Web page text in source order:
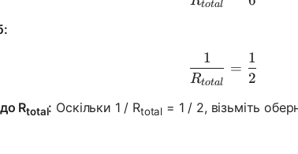
total
Rtotal
1
=
2
1
Rtotal: Оскільки 1 / Rtotal = 1 / 2, візьміть